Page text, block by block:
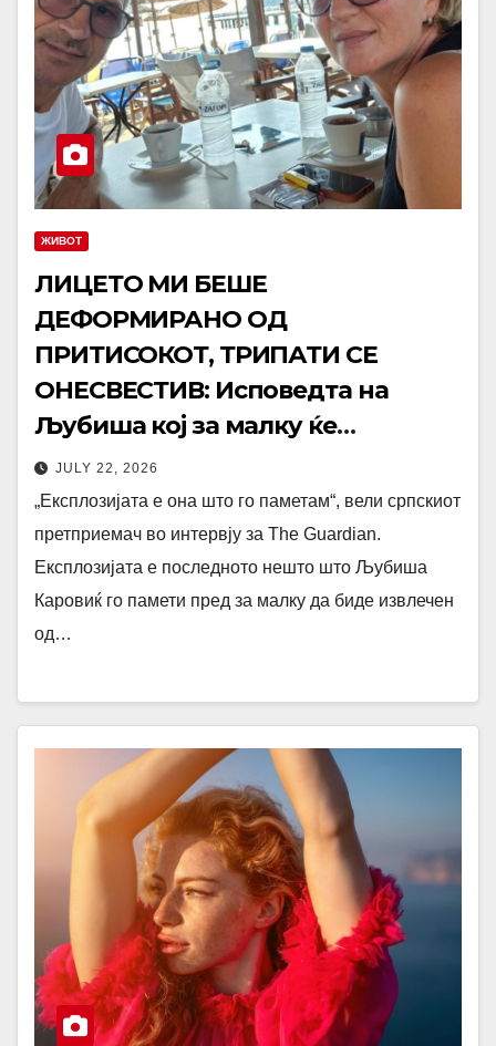
ЖИВОТ
ЛИЦЕТО МИ БЕШЕ
ДЕФОРМИРАНО ОД
ПРИТИСОКОТ, ТРИПАТИ СЕ
ОНЕСВЕСТИВ: Исповедта на
Љубиша кој за малку ќе
испаднел од авион!
JULY 22, 2026
„Експлозијата е она што го паметам“, вели српскиот
претприемач во интервју за The Guardian.
Експлозијата е последното нешто што Љубиша
Каровиќ го памети пред за малку да биде извлечен
од…